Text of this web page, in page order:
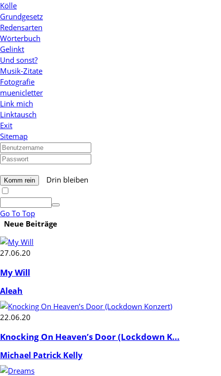
Kölle
Grundgesetz
Redensarten
Wörterbuch
Gelinkt
Und sonst?
Musik-Zitate
Fotografie
muenicletter
Link mich
Linktausch
Exit
Sitemap
Drin bleiben
Go To Top
Neue Beiträge
27.06.20
My Will
Aleah
22.06.20
Knocking On Heaven’s Door (Lockdown K...
Michael Patrick Kelly